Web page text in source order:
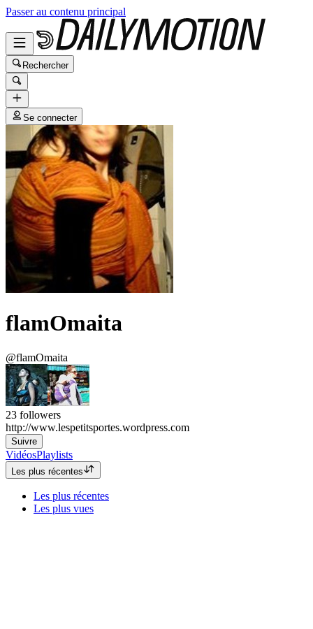
Passer au contenu principal
Rechercher
Se connecter
flamOmaita
@flamOmaita
23 followers
http://www.lespetitsportes.wordpress.com
Suivre
VidéosPlaylists
Les plus récentes
Les plus récentes
Les plus vues